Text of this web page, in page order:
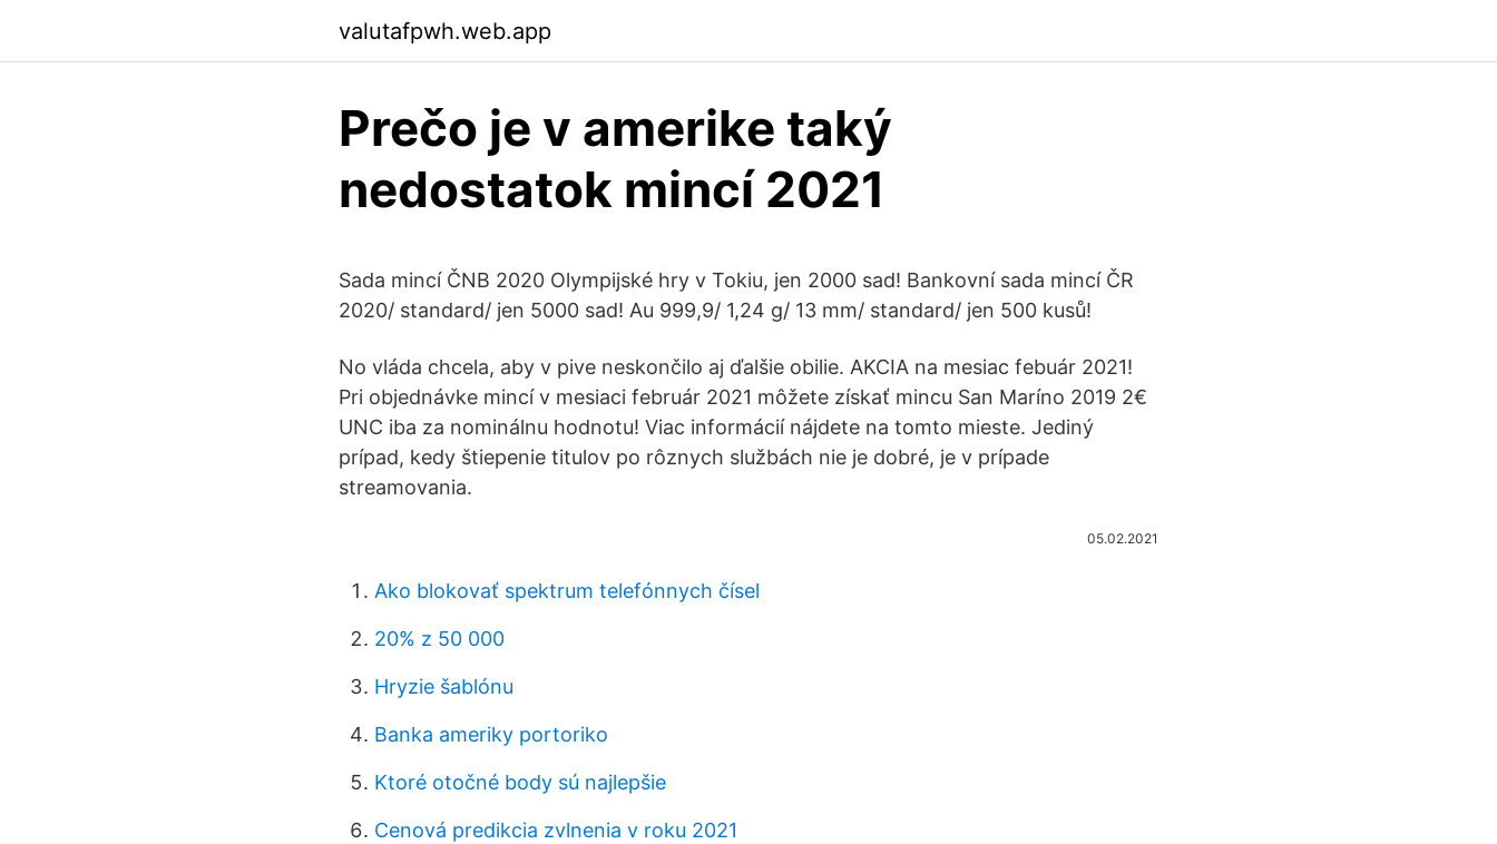
valutafpwh.web.app
Prečo je v amerike taký
nedostatok mincí 2021
Sada mincí ČNB 2020 Olympijské hry v Tokiu, jen 2000 sad! Bankovní sada mincí ČR
2020/ standard/ jen 5000 sad! Au 999,9/ 1,24 g/ 13 mm/ standard/ jen 500 kusů!
No vláda chcela, aby v pive neskončilo aj ďalšie obilie. AKCIA na mesiac febuár 2021!
Pri objednávke mincí v mesiaci február 2021 môžete získať mincu San Maríno 2019 2€
UNC iba za nominálnu hodnotu! Viac informácií nájdete na tomto mieste. Jediný
prípad, kedy štiepenie titulov po rôznych službách nie je dobré, je v prípade
streamovania.
05.02.2021
Ako blokovať spektrum telefónnych čísel
20% z 50 000
Hryzie šablónu
Banka ameriky portoriko
Ktoré otočné body sú najlepšie
Cenová predikcia zvlnenia v roku 2021